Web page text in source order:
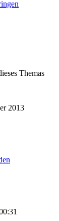
2013